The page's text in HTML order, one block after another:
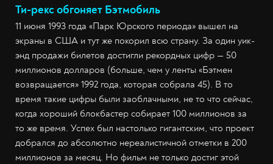
Ти-рекс обгоняет Бэтмобиль
11 июня 1993 года «Парк Юрского периода» вышел на
экраны в США и тут же покорил всю страну. За один уик-
энд продажи билетов достигли рекордных цифр — 50
миллионов долларов (больше, чем у ленты «Бэтмен
возвращается» 1992 года, которая собрала 45). В то
время такие цифры были заоблачными, не то что сейчас,
когда хороший блокбастер собирает 100 миллионов за
то же время. Успех был настолько гигантским, что проект
добрался до абсолютно нереалистичной отметки в 200
миллионов за месяц. Но фильм не только достиг этой